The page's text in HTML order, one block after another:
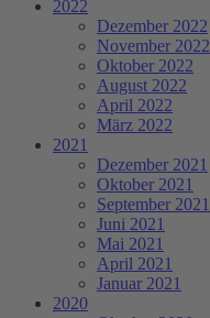
2022
Dezember 2022
November 2022
Oktober 2022
August 2022
April 2022
März 2022
2021
Dezember 2021
Oktober 2021
September 2021
Juni 2021
Mai 2021
April 2021
Januar 2021
2020